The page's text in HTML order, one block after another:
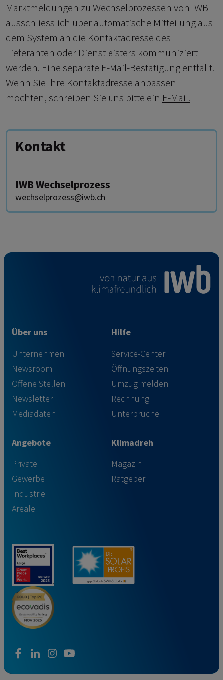
Marktmeldungen zu Wechselprozessen von IWB
ausschliesslich über automatische Mitteilung aus
dem System an die Kontaktadresse des
Lieferanten oder Dienstleisters kommuniziert
werden. Eine separate E-Mail-Bestätigung entfällt.
Wenn Sie Ihre Kontaktadresse anpassen
möchten, schreiben Sie uns bitte ein E-Mail.
Kontakt
IWB Wechselprozess
wechselprozess@iwb.ch
Über uns
Unternehmen
Newsroom
Offene Stellen
Newsletter
Mediadaten
Hilfe
Service-Center
Öffnungszeiten
Umzug melden
Rechnung
Unterbrüche
Angebote
Private
Gewerbe
Industrie
Areale
Klimadreh
Magazin
Ratgeber
facebook
linkedininstagram
youtube